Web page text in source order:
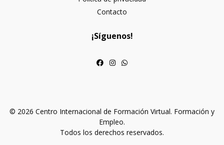
Contacto
¡Síguenos!
© 2026 Centro Internacional de Formación Virtual. Formación y
Empleo.
Todos los derechos reservados.